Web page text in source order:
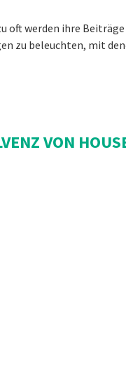
oft werden ihre
zu beleuchten, mit
VON